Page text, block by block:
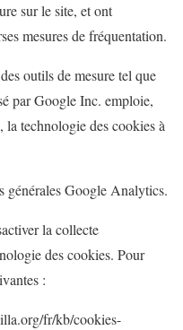
sur le site, et ont
mesures de fréquentation.
outils de mesure tel que
par Google Inc. emploie,
la technologie des cookies à
générales Google Analytics.
la collecte
des cookies. Pour
:
fr/kb/cookies-